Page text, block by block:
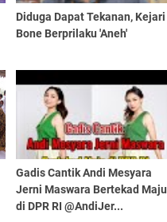
Diduga Dapat Tekanan, Kejari
Bone Berprilaku 'Aneh'
Gadis Cantik Andi Mesyara
Jerni Maswara Bertekad Maju
di DPR RI @AndiJer...